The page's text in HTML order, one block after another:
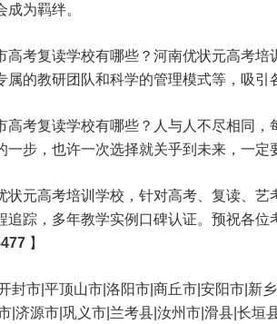
成为羁绊。
复读学校有哪些？河南优状元高考培
属的教研团队和科学的管理模式等，吸引
复读学校有哪些？人与人不尽相同，
一步，也许一次选择就关乎到未来，一
状元高考培训学校 ，针对高考、复读、
追踪，多年教学实例口碑认证。预祝各
】
市|平顶山市|洛阳市|商丘市|安阳市|新乡
|济源市|巩义市|兰考县|汝州市|滑县|长垣